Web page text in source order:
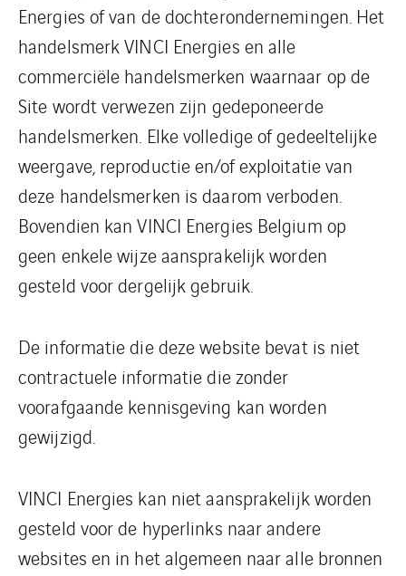
Energies of van de dochterondernemingen. Het
handelsmerk VINCI Energies en alle
commerciële handelsmerken waarnaar op de
Site wordt verwezen zijn gedeponeerde
handelsmerken. Elke volledige of gedeeltelijke
weergave, reproductie en/of exploitatie van
deze handelsmerken is daarom verboden.
Bovendien kan VINCI Energies Belgium op
geen enkele wijze aansprakelijk worden
gesteld voor dergelijk gebruik.
De informatie die deze website bevat is niet
contractuele informatie die zonder
voorafgaande kennisgeving kan worden
gewijzigd.
VINCI Energies kan niet aansprakelijk worden
gesteld voor de hyperlinks naar andere
websites en in het algemeen naar alle bronnen